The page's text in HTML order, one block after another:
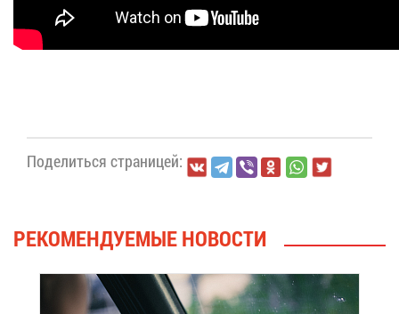
По­де­лить­ся стра­ни­цей:
РЕ­КО­МЕН­ДУ­Е­МЫЕ НО­ВО­СТИ